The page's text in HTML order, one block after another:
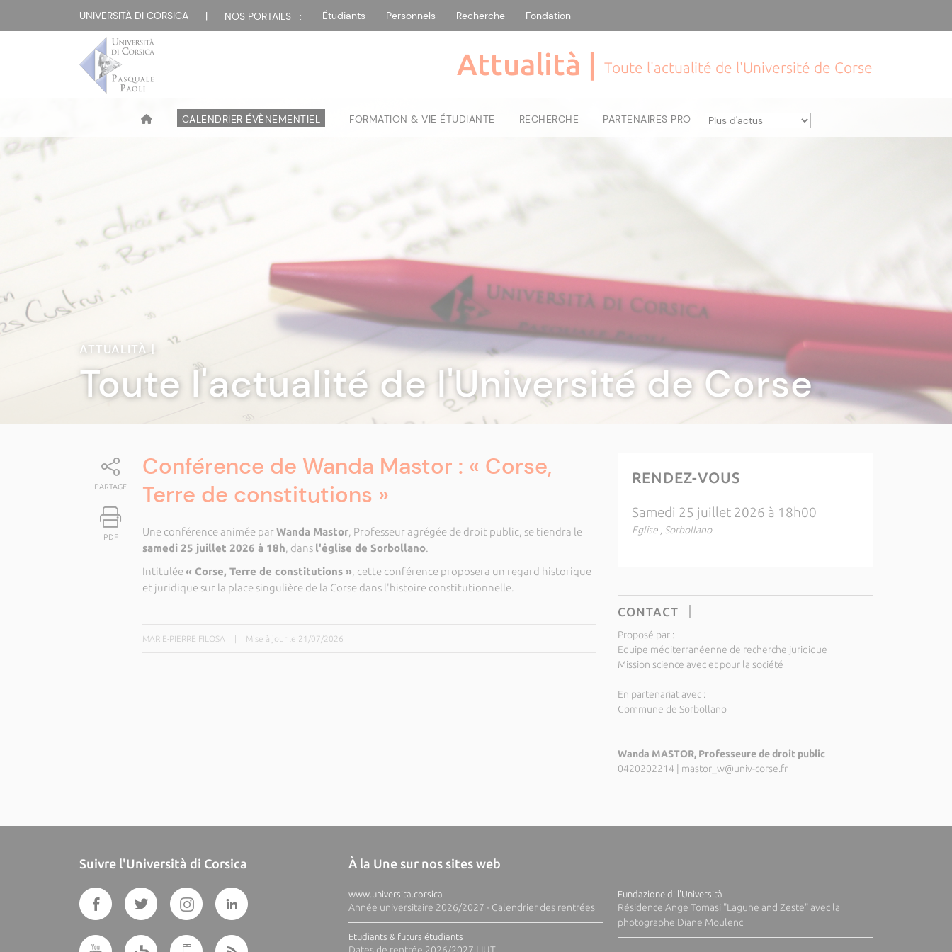
UNIVERSITÀ DI CORSICA | NOS PORTAILS : Étudiants Personnels Recherche Fondation
Attualità | Toute l'actualité de l'Université de Corse
CALENDRIER ÉVÈNEMENTIEL FORMATION & VIE ÉTUDIANTE RECHERCHE PARTENAIRES PRO
ATTUALITÀ|
Toute l'actualité de l'Université de Corse
PARTAGE
PDF
Conférence de Wanda Mastor : « Corse,
Terre de constitutions »
Une conférence animée parWanda Mastor, Professeur agrégée de droit public, se tiendra le
samedi 25 juillet 2026 à 18h, dans l'église de Sorbollano.
Intitulée« Corse, Terre de constitutions », cette conférence proposera un regard historique
et juridique sur la place singulière de la Corse dans l'histoire constitutionnelle.
MARIE-PIERRE FILOSA Mise à jour le 21/07/2026
RENDEZ-VOUS
Samedi 25 juillet 2026 à 18h00
Eglise , Sorbollano
CONTACT
Proposé par :
Equipe méditerranéenne de recherche juridique
Mission science avec et pour la société
En partenariat avec :
Commune de Sorbollano
Wanda MASTOR, Professeure de droit public
0420202214
mastor_w@univ-corse.fr
Suivre l'Università di Corsica À la Une sur nos sites web
www.universita.corsica
Année universitaire 2026/2027 - Calendrier des rentrées
Etudiants & futurs étudiants
Fundazione di l'Università
Résidence Ange Tomasi "Lagune and Zeste" avec la
photographe Diane Moulenc